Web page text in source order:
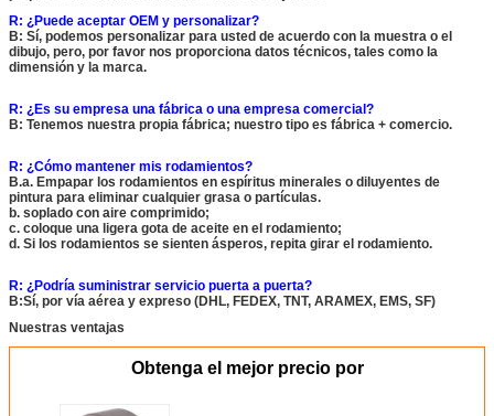
R: ¿Puede aceptar OEM y personalizar?
B: Sí, podemos personalizar para usted de acuerdo con la muestra o el
dibujo, pero, por favor nos proporciona datos técnicos, tales como la
dimensión y la marca.
R: ¿Es su empresa una fábrica o una empresa comercial?
B: Tenemos nuestra propia fábrica; nuestro tipo es fábrica + comercio.
R: ¿Cómo mantener mis rodamientos?
B.a. Empapar los rodamientos en espíritus minerales o diluyentes de
pintura para eliminar cualquier grasa o partículas.
b. soplado con aire comprimido;
c. coloque una ligera gota de aceite en el rodamiento;
d. Si los rodamientos se sienten ásperos, repita girar el rodamiento.
R: ¿Podría suministrar servicio puerta a puerta?
B:Sí, por vía aérea y expreso (DHL, FEDEX, TNT, ARAMEX, EMS, SF)
Nuestras ventajas
Obtenga el mejor precio por